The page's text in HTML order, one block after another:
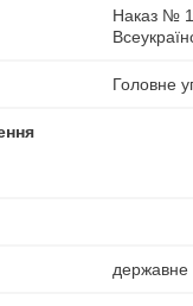
Наказ №
Головне
державне